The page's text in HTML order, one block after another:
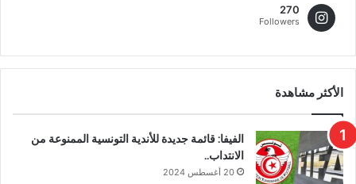
270
Followers
الأكثر مشاهدة
الفيفا: قائمة جديدة للأندية التونسية الممنوعة من
الانتداب..
20 أغسطس 2024